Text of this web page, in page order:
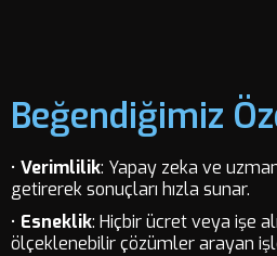
Beğendiğimiz
• Verimlilik: Yapay zeka ve
getirerek sonuçları hızla sunar.
• Esneklik: Hiçbir ücret veya işe
ölçeklenebilir çözümler arayan